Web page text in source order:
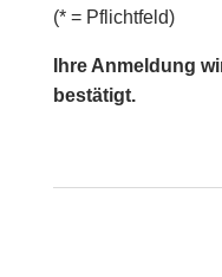
(* = Pflichtfeld)
Ihre Anmeldung
bestätigt.